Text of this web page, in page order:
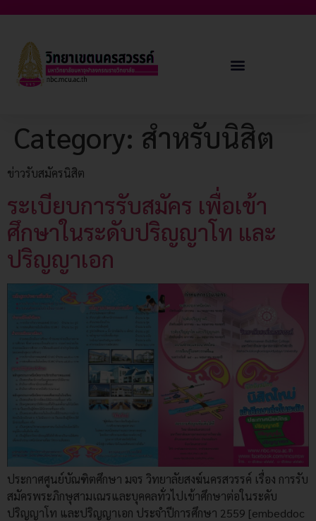
Category: สำหรับนิสิต
ข่าวรับสมัครนิสิต
ระเบียบการรับสมัคร เพื่อเข้า
ศึกษาในระดับปริญญาโท และ
ปริญญาเอก
ประกาศศูนย์บัณฑิตศึกษา มจร วิทยาลัยสงฆ์นครสวรรค์ เรื่อง การรับ
สมัครพระภิกษุสามเณรและบุคคลทั่วไปเข้าศึกษาต่อในระดับ
ปริญญาโท และปริญญาเอก ประจำปีการศึกษา 2559 [embeddoc